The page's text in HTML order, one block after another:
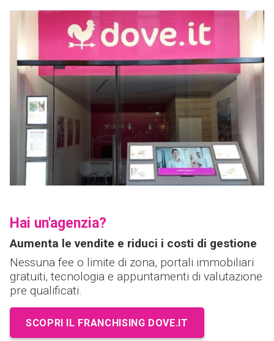
Hai un'agenzia?
Aumenta le vendite e riduci i costi di gestione
Nessuna fee o limite di zona, portali immobiliari
gratuiti, tecnologia e appuntamenti di valutazione
pre qualificati.
SCOPRI IL FRANCHISING DOVE.IT